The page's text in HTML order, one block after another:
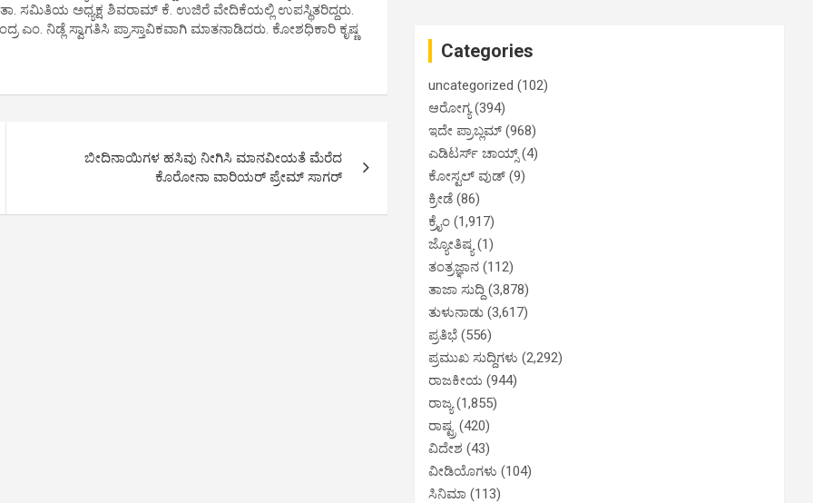
ಸಮಿತಿಯ ಅಧ್ಯಕ್ಷ ಶಿವರಾಮ್ ಕೆ. ಉಜಿರೆ ವೇದಿಕೆಯಲ್ಲಿ ಉಪಸ್ಥಿತರಿದ್ದರು.
ನಿಡ್ಲೆ ಸ್ವಾಗತಿಸಿ ಪ್ರಾಸ್ತಾವಿಕವಾಗಿ ಮಾತನಾಡಿದರು. ಕೋಶಧಿಕಾರಿ ಕೃಷ್ಣ
ಬೀದಿನಾಯಿಗಳ ಹಸಿವು ನೀಗಿಸಿ ಮಾನವೀಯತೆ ಮೆರೆದ
ಕೊರೋನಾ ವಾರಿಯರ್ ಪ್ರೇಮ್ ಸಾಗರ್
Categories
uncategorized (102)
ಆರೋಗ್ಯ(394)
ಇದೇ ಪ್ರಾಬ್ಲಮ್ (968)
ಎಡಿಟರ್ಸ್ ಚಾಯ್ಸ್(4)
ಕೋಸ್ಟಲ್ ವುಡ್ (9)
ಕ್ರೀಡೆ (86)
ಕ್ರೈಂ (1,917)
ಜ್ಯೋತಿಷ್ಯ(1)
ತಂತ್ರಜ್ಞಾನ (112)
ತಾಜಾ ಸುದ್ದಿ (3,878)
ತುಳುನಾಡು (3,617)
ಪ್ರತಿಭೆ (556)
ಪ್ರಮುಖ ಸುದ್ದಿಗಳು (2,292)
ರಾಜಕೀಯ (944)
ರಾಜ್ಯ(1,855)
ರಾಷ್ಟ್ರ (420)
ವಿದೇಶ (43)
ವೀಡಿಯೊಗಳು (104)
ಸಿನಿಮಾ (113)